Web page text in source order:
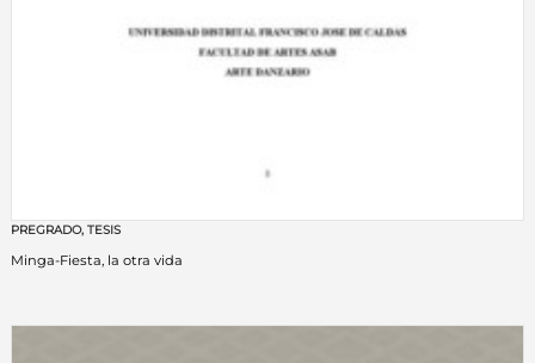
PREGRADO, TESIS
Minga-Fiesta, la otra vida